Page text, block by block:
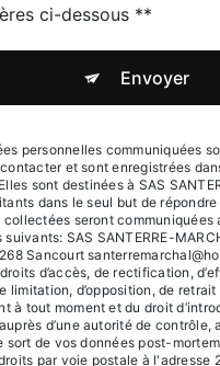
ci-dessous **
Envoyer
personnelles communiquées
et sont enregistrées
sont destinées à SAS
dans le seul but de répondre
collectées seront communiquées
SAS SANTERRE-
Sancourt
d’accès, de rectification,
limitation, d’opposition, de
à tout moment et du droit
d’une autorité de contrôle,
sort de vos données post-
par voie postale à l'adresse